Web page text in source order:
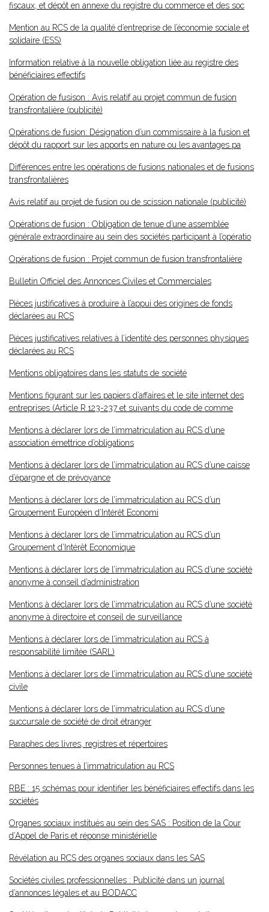
fiscaux, et dépôt en annexe du registre du commerce et des soc
Mention au RCS de la qualité d’entreprise de l’économie sociale et
solidaire (ESS)
Information relative à la nouvelle obligation liée au registre des
bénéficiaires effectifs
Opération de fusison : Avis relatif au projet commun de fusion
transfrontalière (publicité)
Opérations de fusion: Désignation d’un commissaire à la fusion et
dépôt du rapport sur les apports en nature ou les avantages pa
Différences entre les opérations de fusions nationales et de fusions
transfrontalières
Avis relatif au projet de fusion ou de scission nationale (publicité)
Opérations de fusion : Obligation de tenue d’une assemblée
générale extraordinaire au sein des sociétés participant à l’opératio
Opérations de fusion : Projet commun de fusion transfrontalière
Bulletin Officiel des Annonces Civiles et Commerciales
Pièces justificatives à produire à l’appui des origines de fonds
déclarées au RCS
Pièces justificatives relatives à l’identité des personnes physiques
déclarées au RCS
Mentions obligatoires dans les statuts de société
Mentions figurant sur les papiers d’affaires et le site internet des
entreprises (Article R.123-237 et suivants du code de comme
Mentions à déclarer lors de l’immatriculation au RCS d’une
association émettrice d’obligations
Mentions à déclarer lors de l’immatriculation au RCS d’une caisse
d’épargne et de prévoyance
Mentions à déclarer lors de l’immatriculation au RCS d’un
Groupement Européen d’Intérêt Economi
Mentions à déclarer lors de l’immatriculation au RCS d’un
Groupement d’Intérêt Economique
Mentions à déclarer lors de l’immatriculation au RCS d’une société
anonyme à conseil d’administration
Mentions à déclarer lors de l’immatriculation au RCS d’une société
anonyme à directoire et conseil de surveillance
Mentions à déclarer lors de l’immatriculation au RCS à
responsabilité limitée (SARL)
Mentions à déclarer lors de l’immatriculation au RCS d’une société
civile
Mentions à déclarer lors de l’immatriculation au RCS d’une
succursale de société de droit étranger
Paraphes des livres, registres et répertoires
Personnes tenues à l’immatriculation au RCS
RBE : 15 schémas pour identifier les bénéficiaires effectifs dans les
sociétés
Organes sociaux institués au sein des SAS : Position de la Cour
d’Appel de Paris et réponse ministérielle
Révélation au RCS des organes sociaux dans les SAS
Sociétés civiles professionnelles : Publicité dans un journal
d’annonces légales et au BODACC